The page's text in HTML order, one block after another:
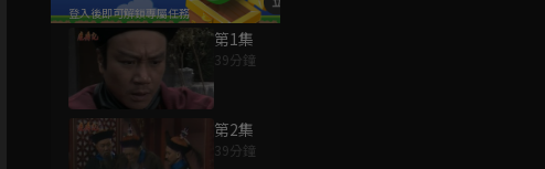
第1集
39分鐘
第2集
39分鐘